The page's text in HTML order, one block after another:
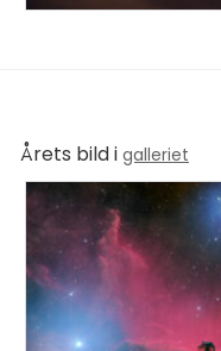
Årets bild i galleriet